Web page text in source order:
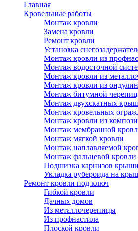
Главная
Кровельные работы
Монтаж кровли
Замена кровли
Ремонт кровли
Установка
Монтаж кровли из
Монтаж водосточной
Монтаж кровли из
Монтаж кровли из
Монтаж битумной
Монтаж двухскатных крыш
Монтаж кровельных
Монтаж кровли из
Монтаж мембранной
Монтаж мягкой кровли
Монтаж наплавляемой
Монтаж фальцевой кровли
Подшивка карнизов крыши
Укладка рубероида на
Ремонт кровли под ключ
Гибкой кровли
Дачных домов
Из металлочерепицы
Из профнастила
Плоской кровли